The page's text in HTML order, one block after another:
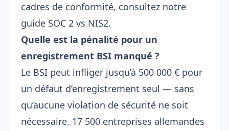
cadres de conformité, consultez notre
guide SOC 2 vs NIS2.
Quelle est la pénalité pour un
enregistrement BSI manqué ?
Le BSI peut infliger jusqu’à 500 000 € pour
un défaut d’enregistrement seul — sans
qu’aucune violation de sécurité ne soit
nécessaire. 17 500 entreprises allemandes